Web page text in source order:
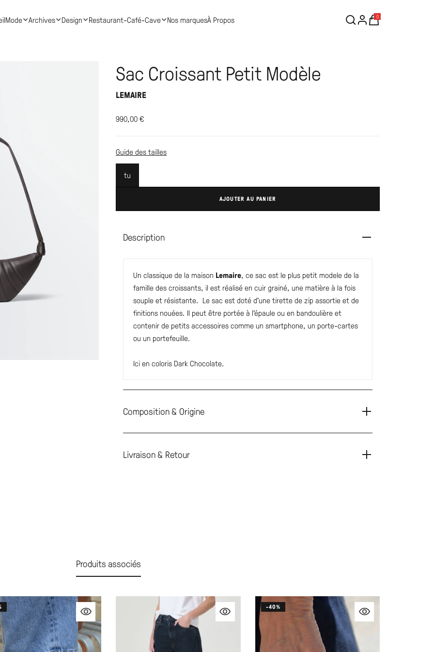
Mode Archives Design Restaurant-Café-Cave Nos marquesÀ Propos 0
Sac Croissant Petit Modèle
LEMAIRE
990,00€
Guide des tailles
tu
AJOUTER AU PANIER
Description
Un classique de la maison Lemaire, ce sac est le plus petit modele de la
famille des croissants, il est réalisé en cuir grainé, une matière à la fois
souple et résistante. Le sac est doté d’une tirette de zip assortie et de
finitions nouées. Il peut être portée à l’épaule ou en bandoulière et
contenir de petits accessoires comme un smartphone, un porte-cartes
ou un portefeuille.
Ici en coloris Dark Chocolate.
Composition & Origine
Livraison & Retour
Produits associés
-40%